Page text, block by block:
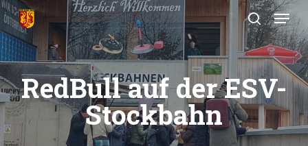
Skip
to
main
content
search
Menu
RedBull auf der ESV-
Stockbahn
Close
Menu